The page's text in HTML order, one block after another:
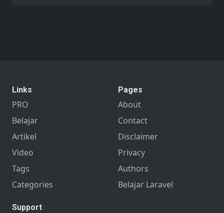
Links
PRO
Belajar
Artikel
Video
Tags
Categories
Pages
About
Contact
Disclaimer
Privacy
Authors
Belajar Laravel
Support